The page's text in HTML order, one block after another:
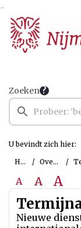
Zoeken
U bevindt zich hier:
Home
Overzichten
A A A
Nieuwe